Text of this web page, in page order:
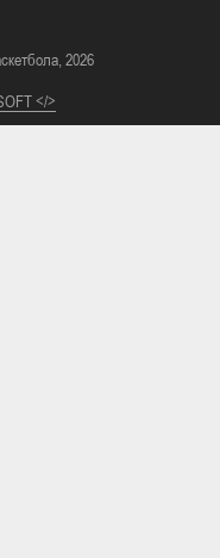
2026
</>